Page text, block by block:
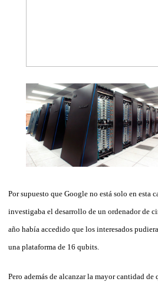
Por supuesto que Google no está solo en esta
investigaba el desarrollo de un ordenador de
año había accedido que los interesados
una plataforma de 16 qubits.
Pero además de alcanzar la mayor cantidad